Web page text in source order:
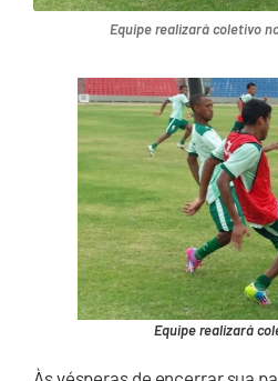
Equipe realizará coletivo
Equipe realizará